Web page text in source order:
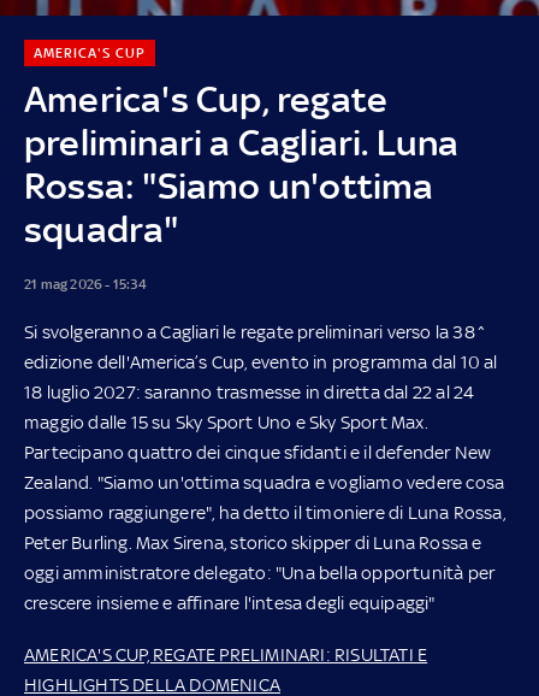
America's Cup, regate
preliminari a Cagliari. Luna
Rossa: "Siamo un'ottima
squadra"
AMERICA'S CUP
21 mag 2026 - 15:34
Si svolgeranno a Cagliari le regate preliminari verso la 38^
edizione dell'America’s Cup, evento in programma dal 10 al
18 luglio 2027: saranno trasmesse in diretta dal 22 al 24
maggio dalle 15 su Sky Sport Uno e Sky Sport Max.
Partecipano quattro dei cinque sfidanti e il defender New
Zealand. "Siamo un'ottima squadra e vogliamo vedere cosa
possiamo raggiungere", ha detto il timoniere di Luna Rossa,
Peter Burling. Max Sirena, storico skipper di Luna Rossa e
oggi amministratore delegato: "Una bella opportunità per
crescere insieme e affinare l'intesa degli equipaggi"
AMERICA'S CUP, REGATE PRELIMINARI: RISULTATI E
HIGHLIGHTS DELLA DOMENICA